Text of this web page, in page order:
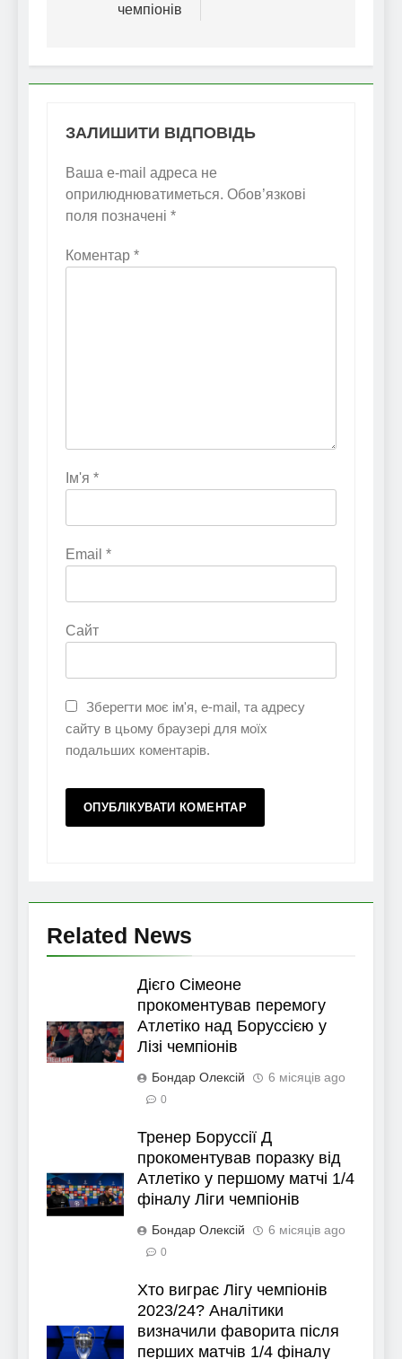
чемпіонів
ЗАЛИШИТИ ВІДПОВІДЬ
Ваша e-mail адреса не
оприлюднюватиметься. Обов’язкові
поля позначені *
Коментар *
Ім'я *
Email *
Сайт
Зберегти моє ім'я, e-mail, та адресу
сайту в цьому браузері для моїх
подальших коментарів.
Related News
Дієго Сімеоне
прокоментував перемогу
Атлетіко над Боруссією у
Лізі чемпіонів
Бондар Олексій 6 місяців ago
0
Тренер Боруссії Д
прокоментував поразку від
Атлетіко у першому матчі 1/4
фіналу Ліги чемпіонів
Бондар Олексій 6 місяців ago
0
Хто виграє Лігу чемпіонів
2023/24? Аналітики
визначили фаворита після
перших матчів 1/4 фіналу